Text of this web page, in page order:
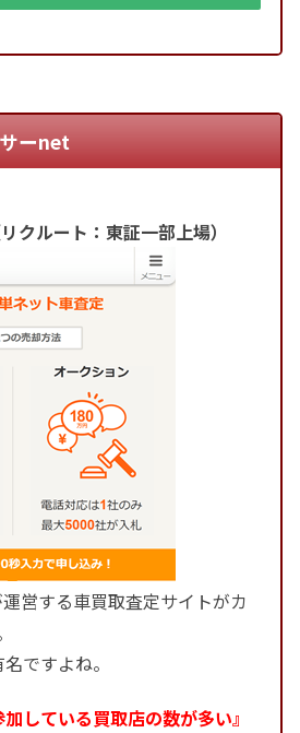
ーnet
クルート：東証一部上場）
営する車買取査定サイトがカ
ですよね。
している買取店の数が多い』